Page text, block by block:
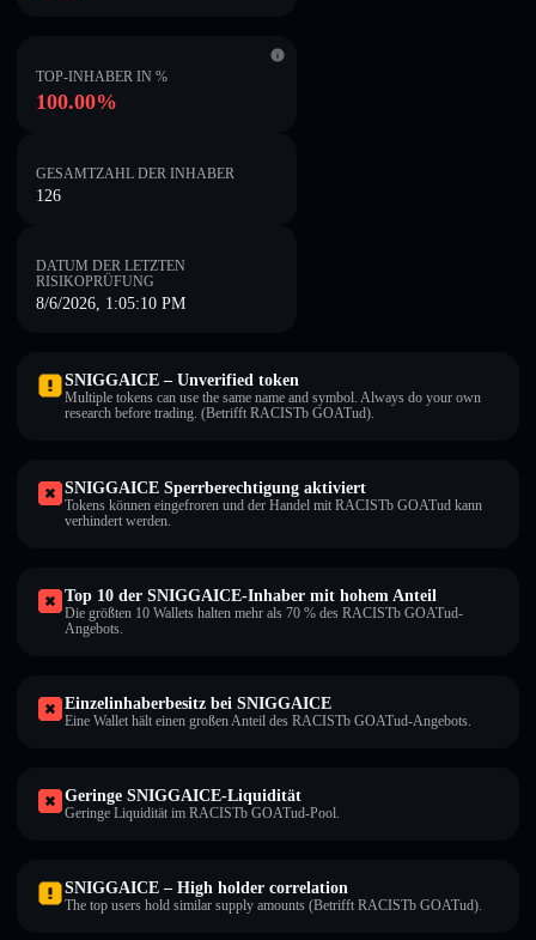
TOP-INHABER IN %
100.00%
GESAMTZAHL DER INHABER
126
DATUM DER LETZTEN
RISIKOPRÜFUNG
8/6/2026, 1:05:10 PM
SNIGGAICE – Unverified token
Multiple tokens can use the same name and symbol. Always do your own
research before trading. (Betrifft RACISTb GOATud).
SNIGGAICE Sperrberechtigung aktiviert
Tokens können eingefroren und der Handel mit RACISTb GOATud kann
verhindert werden.
Top 10 der SNIGGAICE-Inhaber mit hohem Anteil
Die größten 10 Wallets halten mehr als 70 % des RACISTb GOATud-
Angebots.
Einzelinhaberbesitz bei SNIGGAICE
Eine Wallet hält einen großen Anteil des RACISTb GOATud-Angebots.
Geringe SNIGGAICE-Liquidität
Geringe Liquidität im RACISTb GOATud-Pool.
SNIGGAICE – High holder correlation
The top users hold similar supply amounts (Betrifft RACISTb GOATud).